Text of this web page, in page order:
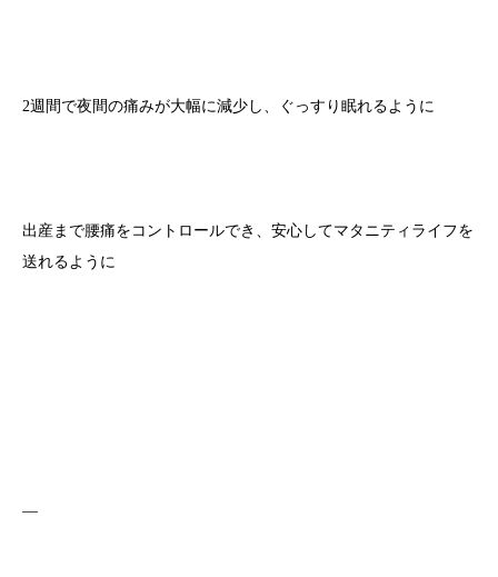
2週間で夜間の痛みが大幅に減少し、ぐっすり眠れるように
出産まで腰痛をコントロールでき、安心してマタニティライフを
送れるように
—